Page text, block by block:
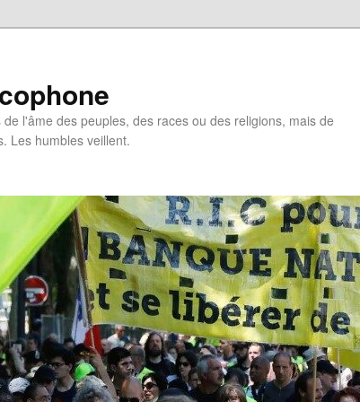
l'âme des peuples, des races ou des religions, mais de
Les humbles veillent.